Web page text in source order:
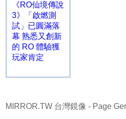
《RO仙境傳說
3》「啟燃測
試」已圓滿落
幕 熟悉又創新
的 RO 體驗獲
玩家肯定
MIRROR.TW 台灣鏡像 - Page